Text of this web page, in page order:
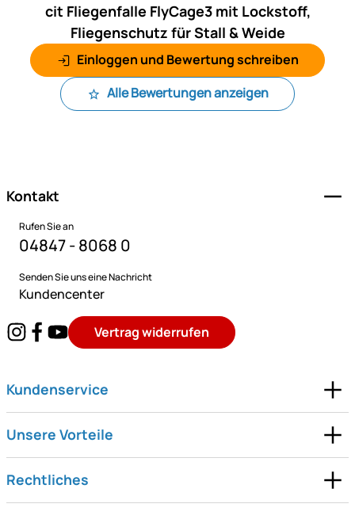
cit Fliegenfalle FlyCage3 mit Lockstoff,
Fliegenschutz für Stall & Weide
Einloggen und Bewertung schreiben
Alle Bewertungen anzeigen
Kontakt
Rufen Sie an
04847 - 8068 0
Senden Sie uns eine Nachricht
Kundencenter
Vertrag widerrufen
Kundenservice
Unsere Vorteile
Rechtliches